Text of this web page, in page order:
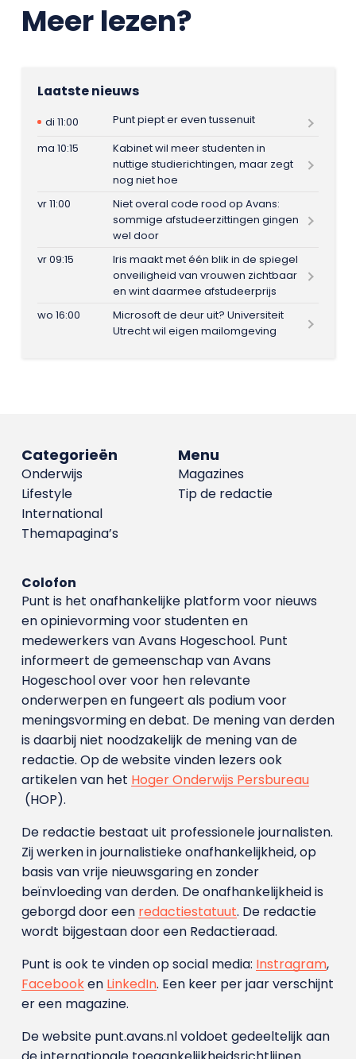
Meer lezen?
Laatste nieuws
di 11:00
Punt piept er even tussenuit
ma 10:15
Kabinet wil meer studenten in
nuttige studierichtingen, maar zegt
nog niet hoe
vr 11:00
Niet overal code rood op Avans:
sommige afstudeerzittingen gingen
wel door
vr 09:15
Iris maakt met één blik in de spiegel
onveiligheid van vrouwen zichtbaar
en wint daarmee afstudeerprijs
wo 16:00
Microsoft de deur uit? Universiteit
Utrecht wil eigen mailomgeving
Menu
Magazines
Tip de redactie
Categorieën
Onderwijs
Lifestyle
International
Themapagina’s
Colofon
Punt is het onafhankelijke platform voor nieuws
en opinievorming voor studenten en
medewerkers van Avans Hoge­school. Punt
informeert de gemeenschap van Avans
Hogeschool over voor hen relevante
onderwerpen en fungeert als podium voor
meningsvorming en debat. De mening van derden
is daarbij niet noodzakelijk de mening van de
redactie. Op de website vinden lezers ook
artikelen van het Hoger Onderwijs Persbureau
(HOP).
De redactie bestaat uit professionele journalisten.
Zij werken in journalistieke onafhankelijkheid, op
basis van vrije nieuwsgaring en zonder
beïnvloeding van derden. De onafhankelijkheid is
geborgd door een redactiestatuut. De redactie
wordt bijgestaan door een Redactieraad.
Punt is ook te vinden op social media: Instragram,
Facebooken LinkedIn. Een keer per jaar verschijnt
er een magazine.
De website punt.avans.nl voldoet gedeeltelijk aan